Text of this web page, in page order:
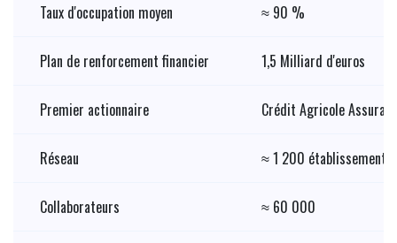
Taux d'occupation moyen ≈ 90 %
Plan de renforcement financier 1,5 Milliard d'euros
Premier actionnaire Crédit Agricole
Réseau ≈ 1 200
Collaborateurs ≈ 60 000